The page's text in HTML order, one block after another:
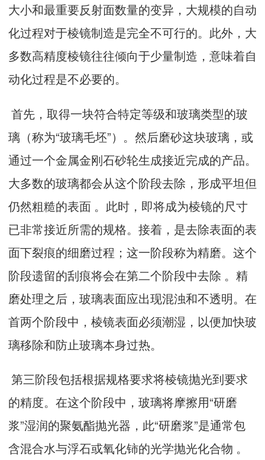
大小和最重要反射面数量的变异，大规模的自动
化过程对于棱镜制造是完全不可行的。此外，大
多数高精度棱镜往往倾向于少量制造，意味着自
动化过程是不必要的。
首先，取得一块符合特定等级和玻璃类型的玻
璃（称为“玻璃毛坯”）。然后磨砂这块玻璃，或
通过一个金属金刚石砂轮生成接近完成的产品。
大多数的玻璃都会从这个阶段去除，形成平坦但
仍然粗糙的表面 。此时，即将成为棱镜的尺寸
已非常接近所需的规格。接着，是去除表面的表
面下裂痕的细磨过程；这一阶段称为精磨。这个
阶段遗留的刮痕将会在第二个阶段中去除 。精
磨处理之后，玻璃表面应出现混浊和不透明。在
首两个阶段中，棱镜表面必须潮湿，以便加快玻
璃移除和防止玻璃本身过热。
第三阶段包括根据规格要求将棱镜抛光到要求
的精度。在这个阶段中，玻璃将摩擦用“研磨
浆”湿润的聚氨酯抛光器，此“研磨浆”是通常包
含混合水与浮石或氧化铈的光学抛光化合物 。